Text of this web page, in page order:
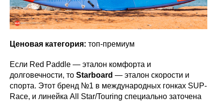
Ценовая категория: топ-премиум
Если Red Paddle — эталон комфорта и
долговечности, то Starboard — эталон скорости и
спорта. Этот бренд №1 в международных гонках SUP-
Race, и линейка All Star/Touring специально заточена